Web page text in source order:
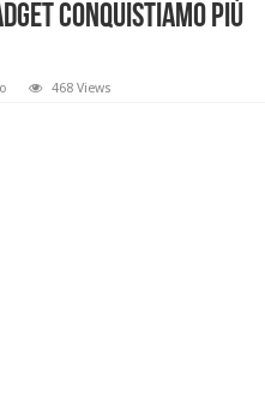
conquistiamo più
468 Views